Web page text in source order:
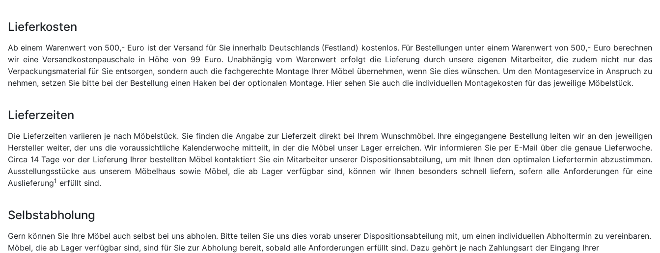
Lieferkosten
Ab einem Warenwert von 500,- Euro ist der Versand für Sie innerhalb Deutschlands (Festland) kostenlos. Für Bestellungen unter einem Warenwert von 500,- Euro berechnen
wir eine Versandkostenpauschale in Höhe von 99 Euro. Unabhängig vom Warenwert erfolgt die Lieferung durch unsere eigenen Mitarbeiter, die zudem nicht nur das
Verpackungsmaterial für Sie entsorgen, sondern auch die fachgerechte Montage Ihrer Möbel übernehmen, wenn Sie dies wünschen. Um den Montageservice in Anspruch zu
nehmen, setzen Sie bitte bei der Bestellung einen Haken bei der optionalen Montage. Hier sehen Sie auch die individuellen Montagekosten für das jeweilige Möbelstück.
Lieferzeiten
Die Lieferzeiten variieren je nach Möbelstück. Sie finden die Angabe zur Lieferzeit direkt bei Ihrem Wunschmöbel. Ihre eingegangene Bestellung leiten wir an den jeweiligen
Hersteller weiter, der uns die voraussichtliche Kalenderwoche mitteilt, in der die Möbel unser Lager erreichen. Wir informieren Sie per E-Mail über die genaue Lieferwoche.
Circa 14 Tage vor der Lieferung Ihrer bestellten Möbel kontaktiert Sie ein Mitarbeiter unserer Dispositionsabteilung, um mit Ihnen den optimalen Liefertermin abzustimmen.
Ausstellungsstücke aus unserem Möbelhaus sowie Möbel, die ab Lager verfügbar sind, können wir Ihnen besonders schnell liefern, sofern alle Anforderungen für eine
Auslieferung1 erfüllt sind.
Selbstabholung
Gern können Sie Ihre Möbel auch selbst bei uns abholen. Bitte teilen Sie uns dies vorab unserer Dispositionsabteilung mit, um einen individuellen Abholtermin zu vereinbaren.
Möbel, die ab Lager verfügbar sind, sind für Sie zur Abholung bereit, sobald alle Anforderungen erfüllt sind. Dazu gehört je nach Zahlungsart der Eingang Ihrer
Herrendiener
Spiegel
&
Standspiegel